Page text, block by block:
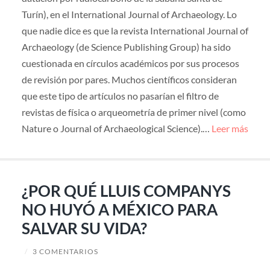
Turín), en el International Journal of Archaeology. Lo
que nadie dice es que la revista International Journal of
Archaeology (de Science Publishing Group) ha sido
cuestionada en círculos académicos por sus procesos
de revisión por pares. Muchos científicos consideran
que este tipo de artículos no pasarían el filtro de
revistas de física o arqueometría de primer nivel (como
Nature o Journal of Archaeological Science).… Leer más
¿POR QUÉ LLUIS COMPANYS
NO HUYÓ A MÉXICO PARA
SALVAR SU VIDA?
/ 3 COMENTARIOS